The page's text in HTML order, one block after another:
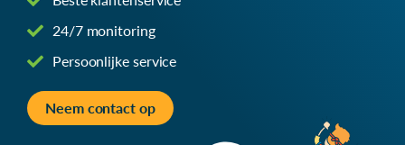
24/7 monitoring
Persoonlijke service
Neem contact op